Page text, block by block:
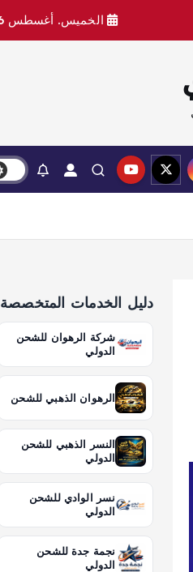
الخميس. أغسطس 6th, 2026
دليل الخدمات المتخصصة
شركة الرهوان للشحن
الدولي
الرهوان الذهبي للشحن
النسر الذهبي للشحن
الدولي
نسر الوادي للشحن
الدولي
نجمة جدة للشحن
الدولي